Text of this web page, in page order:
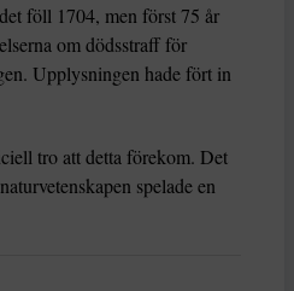
föll 1704, men först 75 år
om dödsstraff för
Upplysningen hade fört in
tro att detta förekom. Det
spelade en